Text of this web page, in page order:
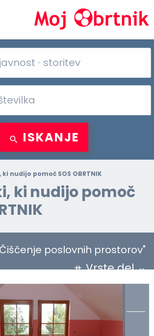
ISKANJE
nudijo pomoč SOS OBRTNIK
ki nudijo pomoč
poslovnih prostorov"
Vrste del